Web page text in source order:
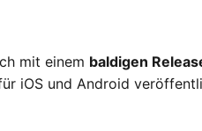
mit einem baldigen
iOS und Android